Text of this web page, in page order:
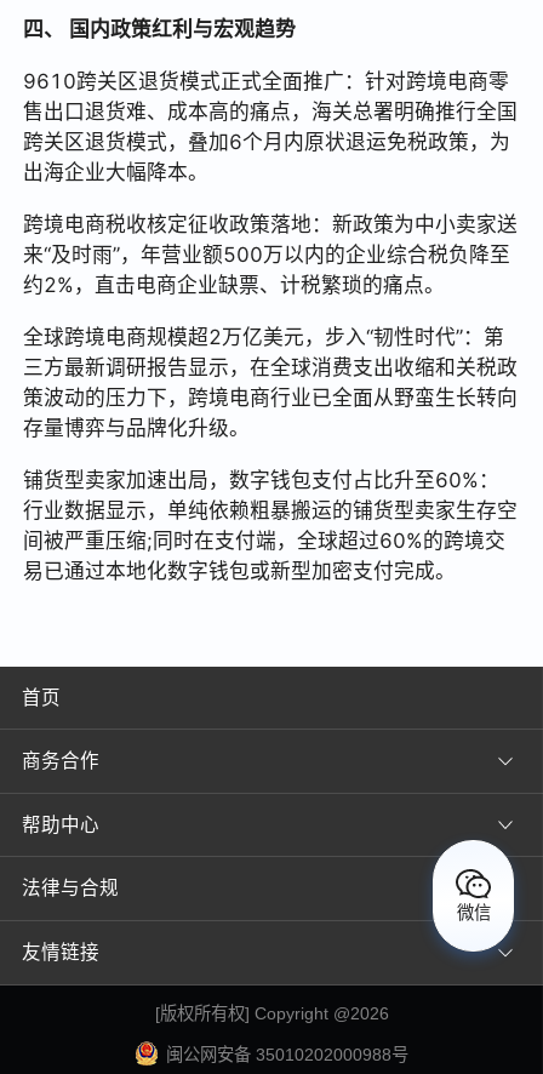
四、 国内政策红利与宏观趋势
9610跨关区退货模式正式全面推广：针对跨境电商零
售出口退货难、成本高的痛点，海关总署明确推行全国
跨关区退货模式，叠加6个月内原状退运免税政策，为
出海企业大幅降本。
跨境电商税收核定征收政策落地：新政策为中小卖家送
来“及时雨”，年营业额500万以内的企业综合税负降至
约2%，直击电商企业缺票、计税繁琐的痛点。
全球跨境电商规模超2万亿美元，步入“韧性时代”：第
三方最新调研报告显示，在全球消费支出收缩和关税政
策波动的压力下，跨境电商行业已全面从野蛮生长转向
存量博弈与品牌化升级。
铺货型卖家加速出局，数字钱包支付占比升至60%：
行业数据显示，单纯依赖粗暴搬运的铺货型卖家生存空
间被严重压缩;同时在支付端，全球超过60%的跨境交
易已通过本地化数字钱包或新型加密支付完成。
微信
首页
商务合作
帮助中心
法律与合规
友情链接
[版权所有权] Copyright @2026
闽公网安备 35010202000988号